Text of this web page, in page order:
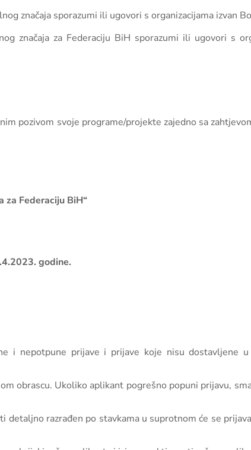
značaja sporazumi ili ugovori s organizacijama izvan
za Federaciju BiH sporazumi ili ugovori s
pozivom svoje programe/projekte zajedno sa
za Federaciju BiH“
godine.
i nepotpune prijave i prijave koje nisu dostavljene
obrascu. Ukoliko aplikant pogrešno popuni prijavu,
detaljno razrađen po stavkama u suprotnom će se